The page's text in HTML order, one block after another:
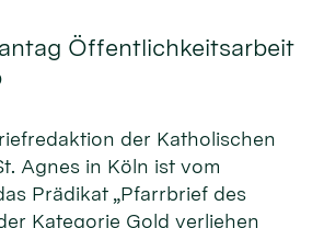
Öffentlichkeitsarbeit
der Katholischen
Agnes in Köln ist vom
Prädikat „Pfarrbrief des
Kategorie Gold verliehen